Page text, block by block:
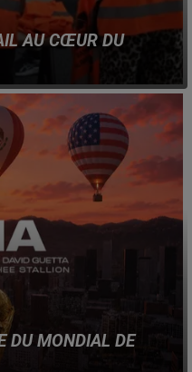
AU CŒUR DU
ses portes
cette occasion.
DU MONDIAL DE